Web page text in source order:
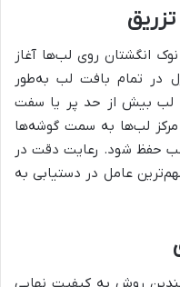
نوک انگشتان روی لب‌ها آغاز
در تمام بافت لب به‌طور
لب بیش از حد پر یا سفت
مرکز لب‌ها به سمت گوشه‌ها
حفظ شود. رعایت دقت در
عامل در دستیابی به
روش به کیفیت نهایی